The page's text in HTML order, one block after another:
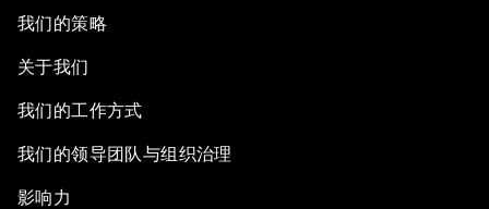
Asia Security Outlook
Rethinking Economic Growth
我们的策略
关于我们
我们的工作方式
我们的领导团队与组织治理
影响力